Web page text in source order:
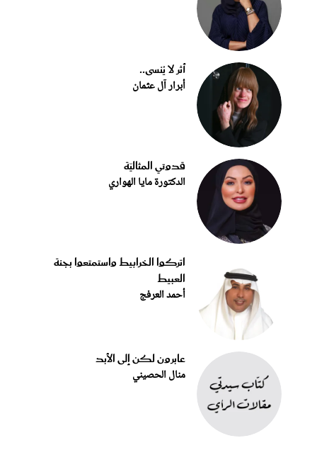
أثر لا يُنسى..
أبرار آل عثمان
قدوتي المثاليّة
الدكتورة مايا الهواري
اتركوا الخرابيط واستمتعوا بجنة
العبيط
أحمد العرفج
عابرون لكن إلى الأبد
منال الحصيني